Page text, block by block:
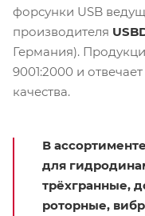
форсунки USB
производителя
Германия).
9001:2000 и
качества.
В
для
трёхгранные,
роторные,